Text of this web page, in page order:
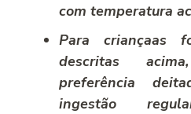
com temperatura
Para criançaas
descritas
preferência
ingestão